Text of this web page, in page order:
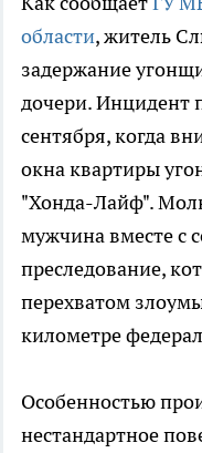
области, житель
задержание
дочери. Инцидент
сентября, когда
окна квартиры
"Хонда-Лайф".
мужчина вместе с
преследование,
перехватом
километре
Особенностью
нестандартное